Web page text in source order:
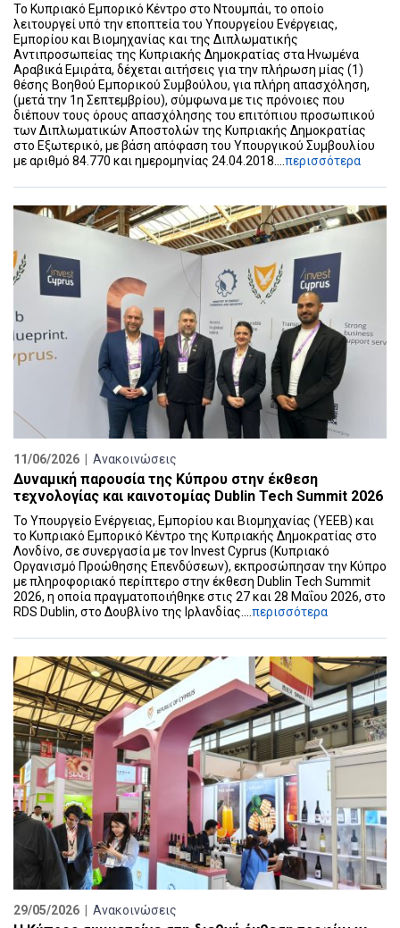
Το Κυπριακό Εμπορικό Κέντρο στο Ντουμπάι, το οποίο
λειτουργεί υπό την εποπτεία του Υπουργείου Ενέργειας,
Εμπορίου και Βιομηχανίας και της Διπλωματικής
Αντιπροσωπείας της Κυπριακής Δημοκρατίας στα Ηνωμένα
Αραβικά Εμιράτα, δέχεται αιτήσεις για την πλήρωση μίας (1)
θέσης Βοηθού Εμπορικού Συμβούλου, για πλήρη απασχόληση,
(μετά την 1η Σεπτεμβρίου), σύμφωνα με τις πρόνοιες που
διέπουν τους όρους απασχόλησης του επιτόπιου προσωπικού
των Διπλωματικών Αποστολών της Κυπριακής Δημοκρατίας
στο Εξωτερικό, με βάση απόφαση του Υπουργικού Συμβουλίου
με αριθμό 84.770 και ημερομηνίας 24.04.2018.... περισσότερα
11/06/2026 | Ανακοινώσεις
Δυναμική παρουσία της Κύπρου στην έκθεση
τεχνολογίας και καινοτομίας Dublin Tech Summit 2026
Το Υπουργείο Ενέργειας, Εμπορίου και Βιομηχανίας (ΥΕΕΒ) και
το Κυπριακό Εμπορικό Κέντρο της Κυπριακής Δημοκρατίας στο
Λονδίνο, σε συνεργασία με τον Invest Cyprus (Κυπριακό
Οργανισμό Προώθησης Επενδύσεων), εκπροσώπησαν την Κύπρο
με πληροφοριακό περίπτερο στην έκθεση Dublin Tech Summit
2026, η οποία πραγματοποιήθηκε στις 27 και 28 Μαΐου 2026, στο
RDS Dublin, στο Δουβλίνο της Ιρλανδίας.... περισσότερα
29/05/2026 | Ανακοινώσεις